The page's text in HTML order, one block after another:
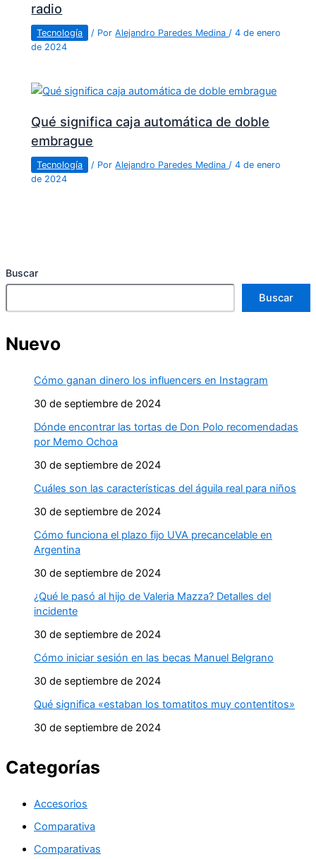
radio
Tecnología / PorAlejandro Paredes Medina/4 de enero
de 2024
Qué significa caja automática de doble
embrague
Tecnología / PorAlejandro Paredes Medina /4 de enero
de 2024
Buscar
Buscar
Nuevo
Cómo ganan dinero los influencers en Instagram
30 de septiembre de 2024
Dónde encontrar las tortas de Don Polo recomendadas
por Memo Ochoa
30 de septiembre de 2024
Cuáles son las características del águila real para niños
30 de septiembre de 2024
Cómo funciona el plazo fijo UVA precancelable en
Argentina
30 de septiembre de 2024
¿Qué le pasó al hijo de Valeria Mazza? Detalles del
incidente
30 de septiembre de 2024
Cómo iniciar sesión en las becas Manuel Belgrano
30 de septiembre de 2024
Qué significa «estaban los tomatitos muy contentitos»
30 de septiembre de 2024
Categorías
Accesorios
Comparativa
Comparativas